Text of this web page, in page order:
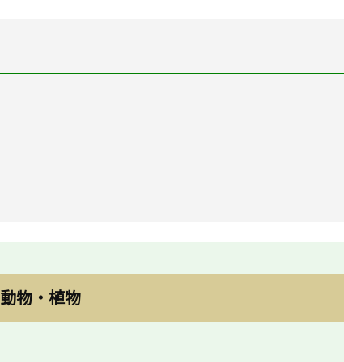
動物・植物